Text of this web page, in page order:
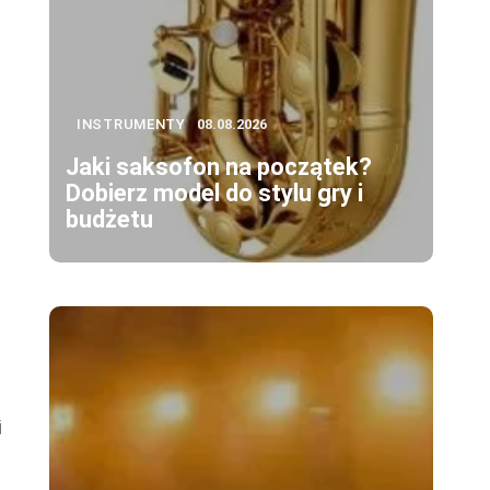
INSTRUMENTY 08.08.2026
Jaki saksofon na początek?
Dobierz model do stylu gry i
budżetu